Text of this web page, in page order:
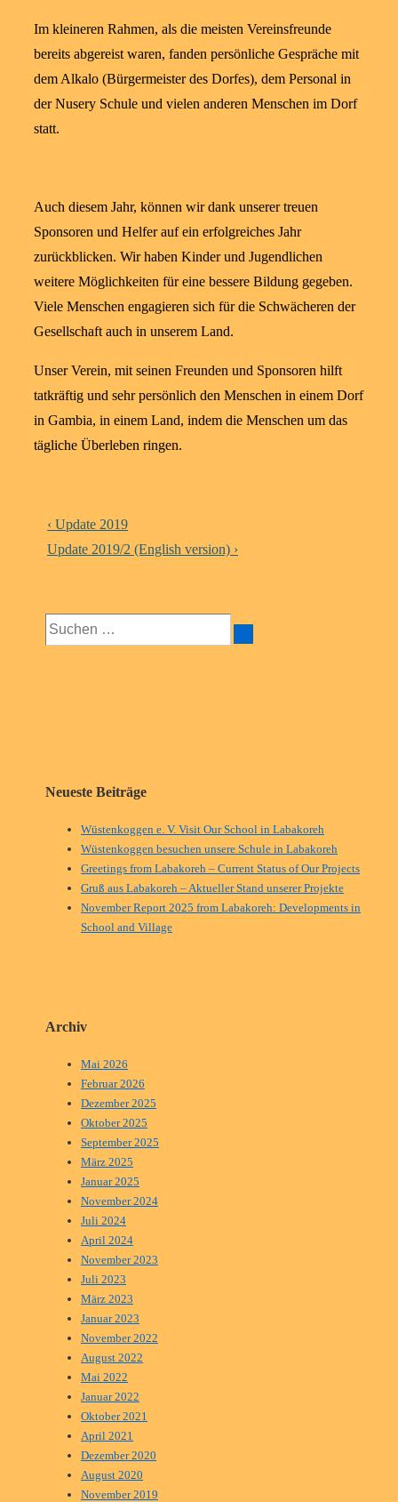
Im kleineren Rahmen, als die meisten Vereinsfreunde
bereits abgereist waren, fanden persönliche Gespräche mit
dem Alkalo (Bürgermeister des Dorfes), dem Personal in
der Nusery Schule und vielen anderen Menschen im Dorf
statt.
Auch diesem Jahr, können wir dank unserer treuen
Sponsoren und Helfer auf ein erfolgreiches Jahr
zurückblicken. Wir haben Kinder und Jugendlichen
weitere Möglichkeiten für eine bessere Bildung gegeben.
Viele Menschen engagieren sich für die Schwächeren der
Gesellschaft auch in unserem Land.
Unser Verein, mit seinen Freunden und Sponsoren hilft
tatkräftig und sehr persönlich den Menschen in einem Dorf
in Gambia, in einem Land, indem die Menschen um das
tägliche Überleben ringen.
Beitragsnavigation
Vorheriger
Beitrag
‹ Update 2019
Nächster
Update 2019/2 (English version) ›
Suchen
Neueste Beiträge
Wüstenkoggen e. V. Visit Our School in Labakoreh
Wüstenkoggen besuchen unsere Schule in Labakoreh
Greetings from Labakoreh – Current Status of Our Projects
Gruß aus Labakoreh – Aktueller Stand unserer Projekte
November Report 2025 from Labakoreh: Developments in
School and Village
Archiv
Mai 2026
Februar 2026
Dezember 2025
Oktober 2025
September 2025
März 2025
Januar 2025
November 2024
Juli 2024
April 2024
November 2023
Juli 2023
März 2023
Januar 2023
November 2022
August 2022
Mai 2022
Januar 2022
Oktober 2021
April 2021
Dezember 2020
August 2020
November 2019